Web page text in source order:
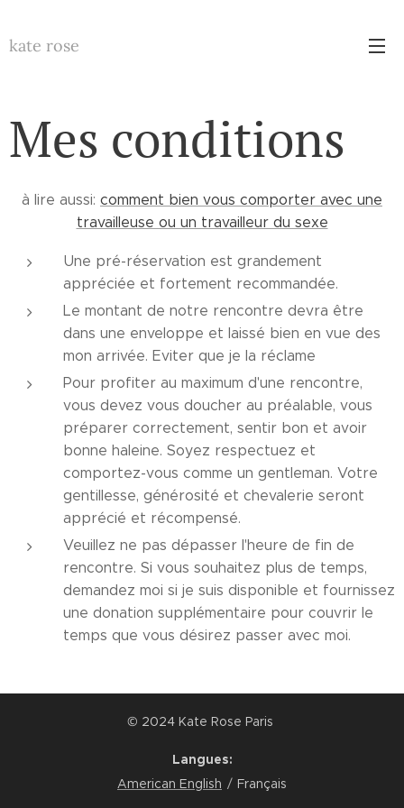
kate rose
Mes conditions
à lire aussi: comment bien vous comporter avec une
travailleuse ou un travailleur du sexe
Une pré-réservation est grandement
appréciée et fortement recommandée.
Le montant de notre rencontre devra être
dans une enveloppe et laissé bien en vue des
mon arrivée. Eviter que je la réclame
Pour profiter au maximum d'une rencontre,
vous devez vous doucher au préalable, vous
préparer correctement, sentir bon et avoir
bonne haleine. Soyez respectuez et
comportez-vous comme un gentleman. Votre
gentillesse, générosité et chevalerie seront
apprécié et récompensé.
Veuillez ne pas dépasser l'heure de fin de
rencontre. Si vous souhaitez plus de temps,
demandez moi si je suis disponible et fournissez
une donation supplémentaire pour couvrir le
temps que vous désirez passer avec moi.
© 2024 Kate Rose Paris
Langues
American English
Français